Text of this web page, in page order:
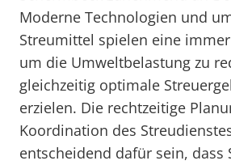
Moderne Technologien und
Streumittel spielen eine
um die Umweltbelastung zu
gleichzeitig optimale
erzielen. Die rechtzeitige
Koordination des
entscheidend dafür sein, dass